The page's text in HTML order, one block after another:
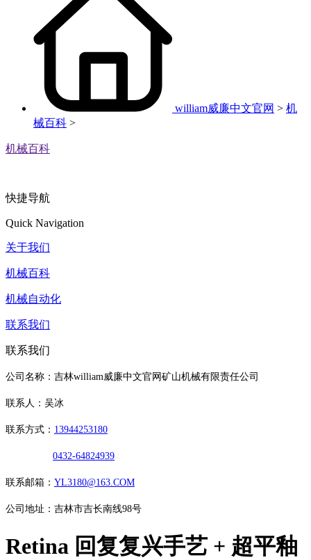
william威廉中文官网 > 机
械百科 >
机械百科
快捷导航
Quick Navigation
关于我们
机械百科
机械自动化
联系我们
联系我们
公司名称：吉林william威廉中文官网矿山机械有限责任公司
联系人：吴冰
联系方式： 13944253180
0432-64824939
联系邮箱： YL3180@163.COM
公司地址：吉林市吉长南线98号
Retina 回复复兴手艺 + 超平釉